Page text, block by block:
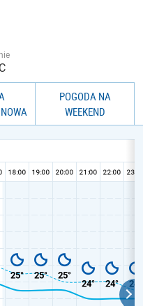
POGODA NA
WEEKEND